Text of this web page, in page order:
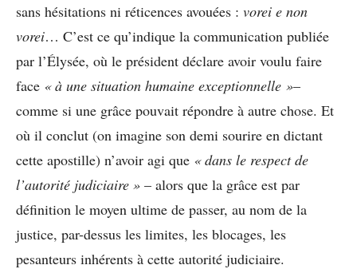
sans hésitations ni réticences avouées : vorei e non
vorei… C’est ce qu’indique la communication publiée
par l’Élysée, où le président déclare avoir voulu faire
face « à une situation humaine exceptionnelle »–
comme si une grâce pouvait répondre à autre chose. Et
où il conclut (on imagine son demi sourire en dictant
cette apostille) n’avoir agi que « dans le respect de
l’autorité judiciaire » – alors que la grâce est par
définition le moyen ultime de passer, au nom de la
justice, par-dessus les limites, les blocages, les
pesanteurs inhérents à cette autorité judiciaire.